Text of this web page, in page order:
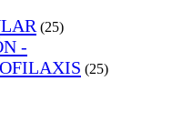
(25)
-
(25)